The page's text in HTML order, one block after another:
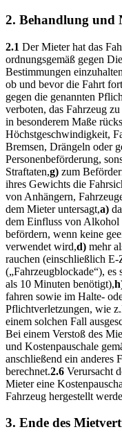
2. Behandlung und
2.1 Der Mieter hat das
ordnungsgemäß gegen
Bestimmungen
ob und bevor die Fahrt
gegen die genannten
verboten, das Fahrzeug
in besonderem Maße
Höchstgeschwindigkeit,
Bremsen, Drängeln oder
Personenbeförderung,
Straftaten,g) zum
ihres Gewichts die
von Anhängern,
dem Mieter untersagt,a)
dem Einfluss von Alkohol
befördern, wenn keine
verwendet wird,d) mehr
rauchen (einschließlich
(„Fahrzeugblockade“),
als 10 Minuten benötigt),
fahren sowie im Halte-
Pflichtverletzungen, wie
einem solchen Fall
Bei einem Verstoß des
und Kostenpauschale
anschließend ein anderes
berechnet.2.6 Verursacht
Mieter eine
Fahrzeug hergestellt
3. Ende des